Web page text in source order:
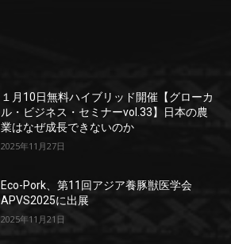
１月10日無料ハイブリッド開催【グローカ
ル・ビジネス・セミナーvol.33】日本の農
業はなぜ成長できないのか
2025年11月27日
Eco-Pork、第11回アジア養豚獣医学会
APVS2025に出展
2025年11月21日